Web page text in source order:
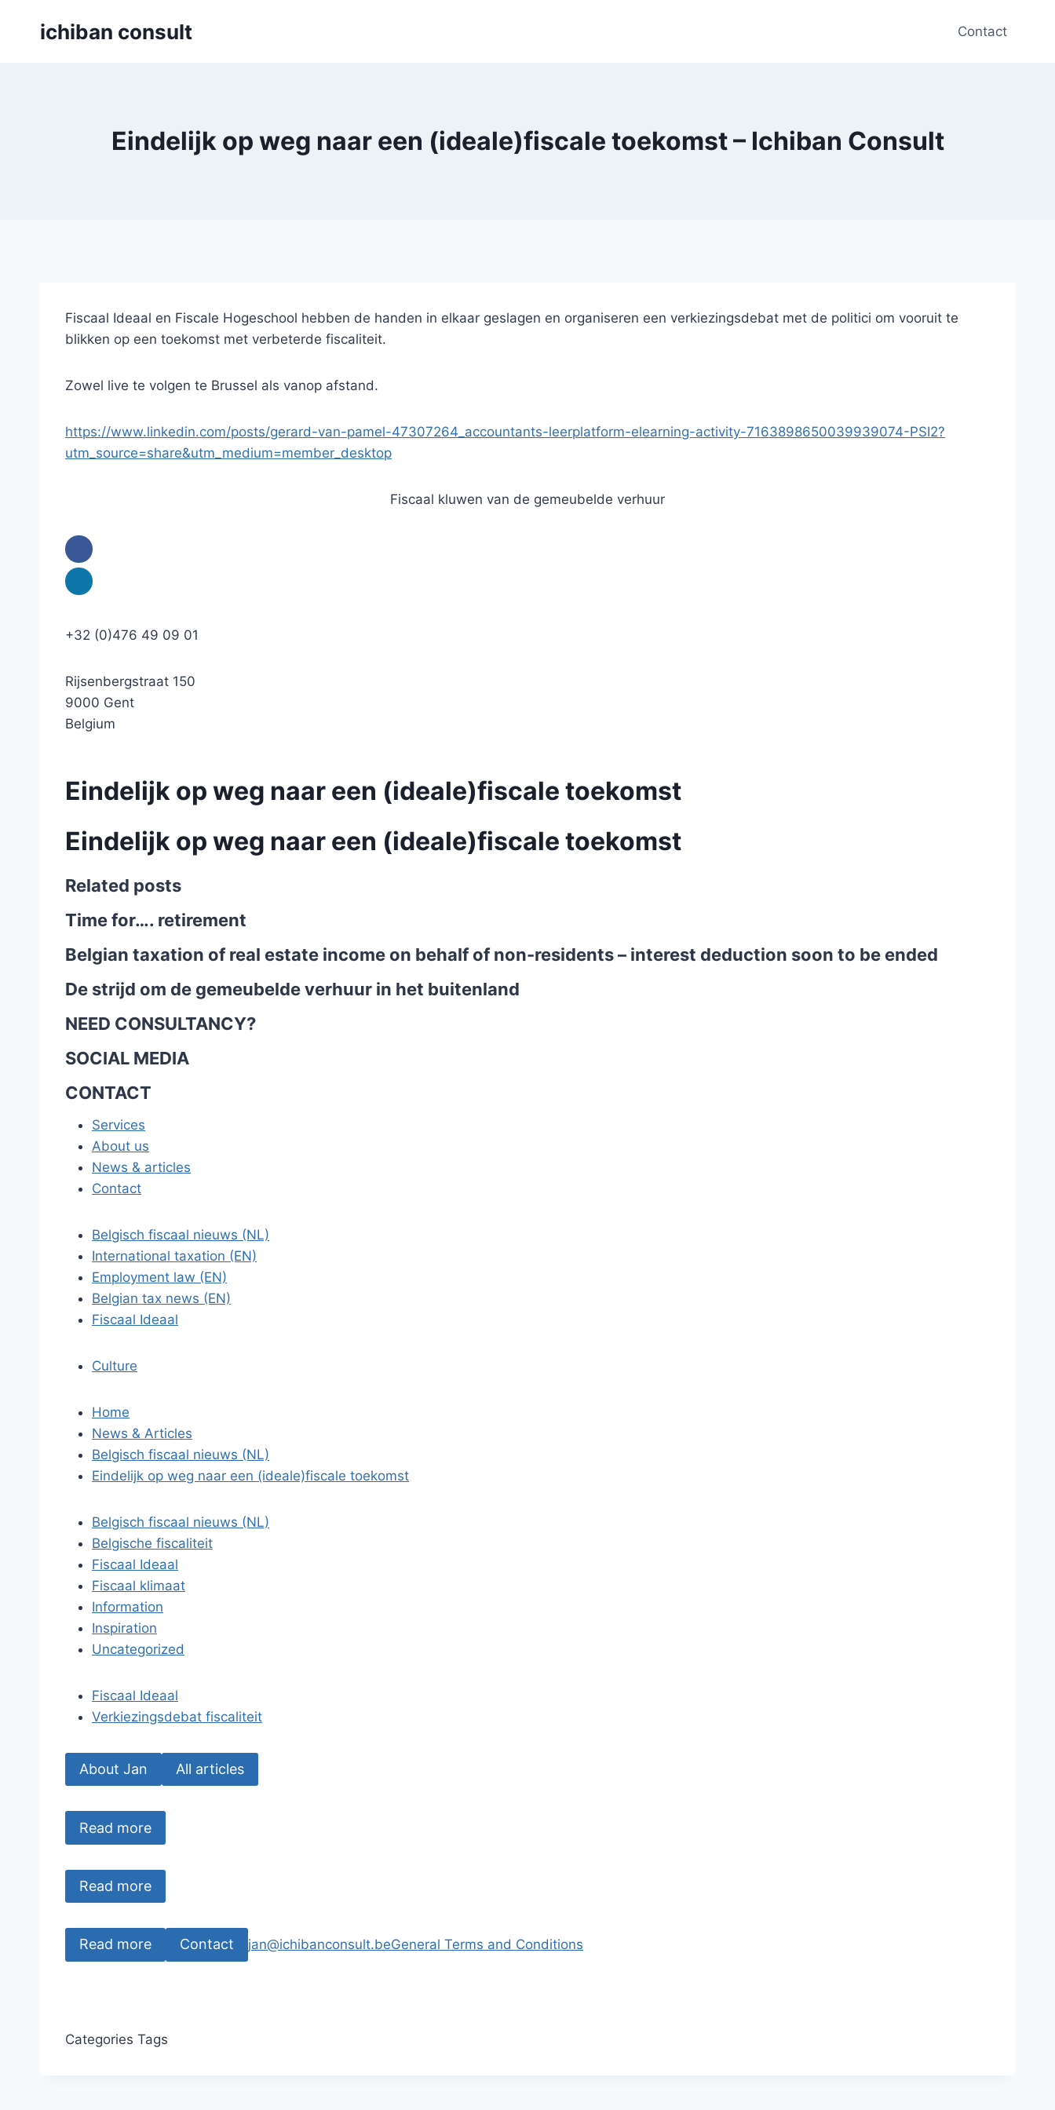
ichiban consult Contact
Eindelijk op weg naar een (ideale)fiscale toekomst – Ichiban Consult
Fiscaal Ideaal en Fiscale Hogeschool hebben de handen in elkaar geslagen en organiseren een verkiezingsdebat met de politici om vooruit te
blikken op een toekomst met verbeterde fiscaliteit.
Zowel live te volgen te Brussel als vanop afstand.
https://www.linkedin.com/posts/gerard-van-pamel-47307264_accountants-leerplatform-elearning-activity-7163898650039939074-PSI2?
utm_source=share&utm_medium=member_desktop
Fiscaal kluwen van de gemeubelde verhuur
+32 (0)476 49 09 01
Rijsenbergstraat 150
9000 Gent
Belgium
Eindelijk op weg naar een (ideale)fiscale toekomst
Eindelijk op weg naar een (ideale)fiscale toekomst
Related posts
Time for…. retirement
Belgian taxation of real estate income on behalf of non-residents – interest deduction soon to be ended
De strijd om de gemeubelde verhuur in het buitenland
NEED CONSULTANCY?
SOCIAL MEDIA
CONTACT
Services
About us
News & articles
Contact
Belgisch fiscaal nieuws (NL)
International taxation (EN)
Employment law (EN)
Belgian tax news (EN)
Fiscaal Ideaal
Culture
Home
News & Articles
Belgisch fiscaal nieuws (NL)
Eindelijk op weg naar een (ideale)fiscale toekomst
Belgisch fiscaal nieuws (NL)
Belgische fiscaliteit
Fiscaal Ideaal
Fiscaal klimaat
Information
Inspiration
Uncategorized
Fiscaal Ideaal
Verkiezingsdebat fiscaliteit
About Jan All articles
Read more
Read more
Read more Contact jan@ichibanconsult.beGeneral Terms and Conditions
Categories Tags